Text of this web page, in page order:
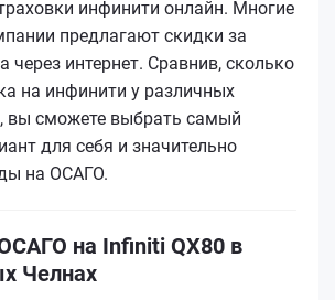
инфинити онлайн. Многие
предлагают скидки за
через интернет. Сравнив, сколько
на инфинити у различных
вы сможете выбрать самый
для себя и значительно
на ОСАГО.
на Infiniti QX80 в
Челнах